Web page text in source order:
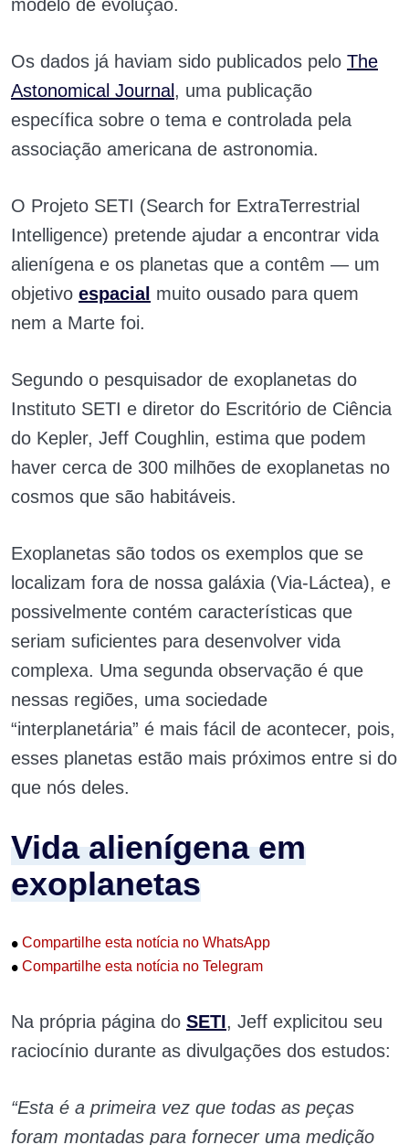
modelo de evolução.
Os dados já haviam sido publicados pelo The
Astonomical Journal , uma publicação
específica sobre o tema e controlada pela
associação americana de astronomia.
O Projeto SETI (Search for ExtraTerrestrial
Intelligence) pretende ajudar a encontrar vida
alienígena e os planetas que a contêm — um
objetivo espacial muito ousado para quem
nem a Marte foi.
Segundo o pesquisador de exoplanetas do
Instituto SETI e diretor do Escritório de Ciência
do Kepler, Jeff Coughlin, estima que podem
haver cerca de 300 milhões de exoplanetas no
cosmos que são habitáveis.
Exoplanetas são todos os exemplos que se
localizam fora de nossa galáxia (Via-Láctea), e
possivelmente contém características que
seriam suficientes para desenvolver vida
complexa. Uma segunda observação é que
nessas regiões, uma sociedade
“interplanetária” é mais fácil de acontecer, pois,
esses planetas estão mais próximos entre si do
que nós deles.
Vida alienígena em
exoplanetas
• Compartilhe esta notícia no WhatsApp
• Compartilhe esta notícia no Telegram
Na própria página do SETI, Jeff explicitou seu
raciocínio durante as divulgações dos estudos:
“Esta é a primeira vez que todas as peças
foram montadas para fornecer uma medição